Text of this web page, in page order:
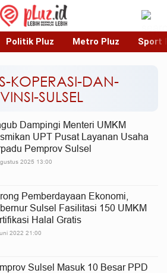
Politik Pluz Metro Pluz Sport
KOPERASI-DAN-
SULSEL
Dampingi Menteri UMKM
UPT Pusat Layanan Usaha
Pemprov Sulsel
2025 13:00
Pemberdayaan Ekonomi,
Sulsel Fasilitasi 150 UMKM
Halal Gratis
2022 21:00
Sulsel Masuk 10 Besar PPD